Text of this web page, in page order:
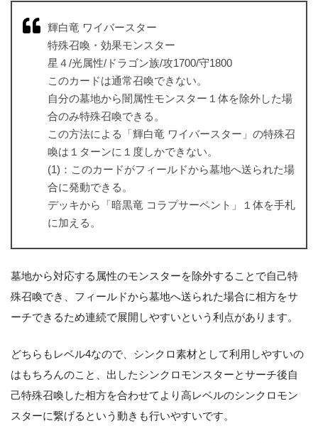
輝白竜 ワイバースター
特殊召喚・効果モンスター
星４/光属性/ドラゴン族/攻1700/守1800
このカードは通常召喚できない。
自分の墓地から闇属性モンスター１体を除外した場
合のみ特殊召喚できる。
この方法による「輝白竜 ワイバースター」の特殊召
喚は１ターンに１度しかできない。
(1)：このカードがフィールドから墓地へ送られた場
合に発動できる。
デッキから「暗黒竜 コラプサーペント」１体を手札
に加える。
墓地から対応する属性のモンスターを除外することで自己特
殊召喚でき、フィールドから墓地へ送られた場合に相方をサ
ーチできるため連続で展開しやすいという利点があります。
どちらもレベル4なので、シンクロ素材として利用しやすいの
はもちろんのこと、出したシンクロモンスターとサーチ後自
己特殊召喚した相方を合わせてより高レベルのシンクロモン
スターに繋げるという動きも行いやすいです。